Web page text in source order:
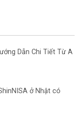
Dẫn Chi Tiết Từ A
ở Nhật có